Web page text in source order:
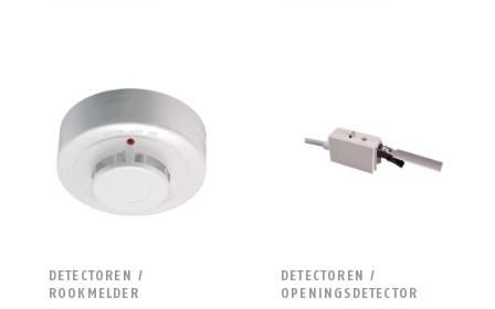
DETECTOREN /
ROOKMELDER
DETECTOREN /
OPENINGSDETECTOR